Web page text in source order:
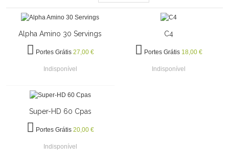
Alpha Amino 30 Servings
Portes Grátis 27,00 €
Indisponível
C4
Portes Grátis 18,00 €
Indisponível
Super-HD 60 Cpas
Portes Grátis 20,00 €
Indisponível